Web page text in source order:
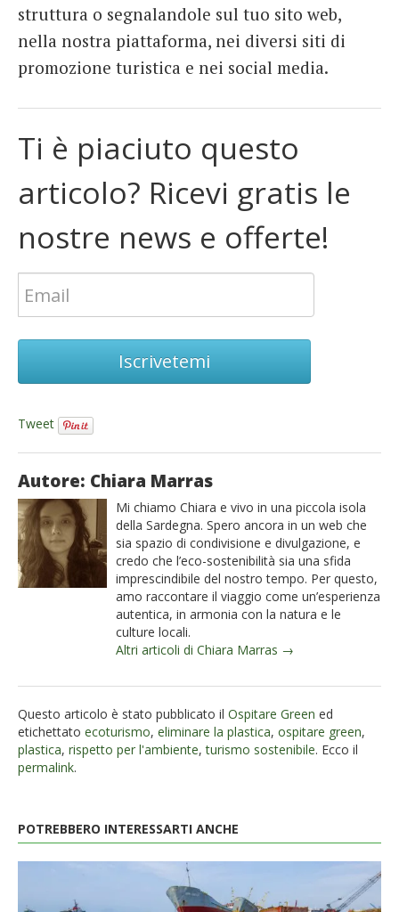
struttura o segnalandole sul tuo sito web,
nella nostra piattaforma, nei diversi siti di
promozione turistica e nei social media.
Ti è piaciuto questo
articolo? Ricevi gratis le
nostre news e offerte!
Iscrivetemi
Tweet
Autore: Chiara Marras
Mi chiamo Chiara e vivo in una piccola isola
della Sardegna. Spero ancora in un web che
sia spazio di condivisione e divulgazione, e
credo che l’eco-sostenibilità sia una sfida
imprescindibile del nostro tempo. Per questo,
amo raccontare il viaggio come un’esperienza
autentica, in armonia con la natura e le
culture locali.
Altri articoli di Chiara Marras →
Questo articolo è stato pubblicato il Ospitare Green ed
etichettato ecoturismo, eliminare la plastica, ospitare green,
plastica, rispetto per l'ambiente,turismo sostenibile. Ecco il
permalink.
POTREBBERO INTERESSARTI ANCHE